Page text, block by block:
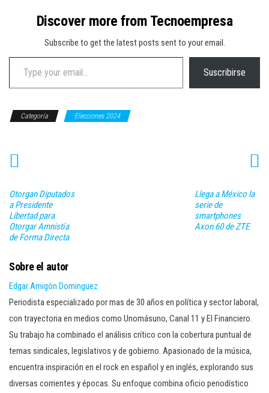
Discover more from Tecnoempresa
Subscribe to get the latest posts sent to your email.
Type your email…
Suscribirse
Categoría Elecciones 2024
Otorgan Diputados
a Presidente
Libertad para
Otorgar Amnistía
de Forma Directa
Llega a México la
serie de
smartphones
Axon 60 de ZTE
Sobre el autor
Edgar Amigón Dominguez
Periodista especializado por mas de 30 años en política y sector laboral,
con trayectoria en medios como Unomásuno, Canal 11 y El Financiero.
Su trabajo ha combinado el análisis crítico con la cobertura puntual de
temas sindicales, legislativos y de gobierno. Apasionado de la música,
encuentra inspiración en el rock en español y en inglés, explorando sus
diversas corrientes y épocas. Su enfoque combina oficio periodístico